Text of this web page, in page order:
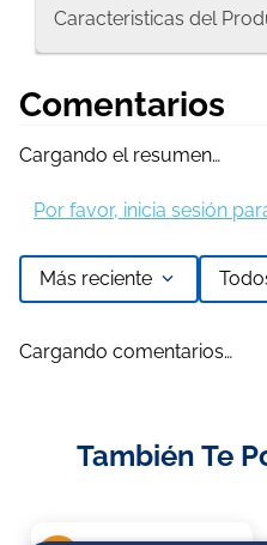
Caracteristicas del
Comentarios
Cargando el resumen…
Por favor, inicia sesión
Más reciente
Cargando comentarios…
También Te